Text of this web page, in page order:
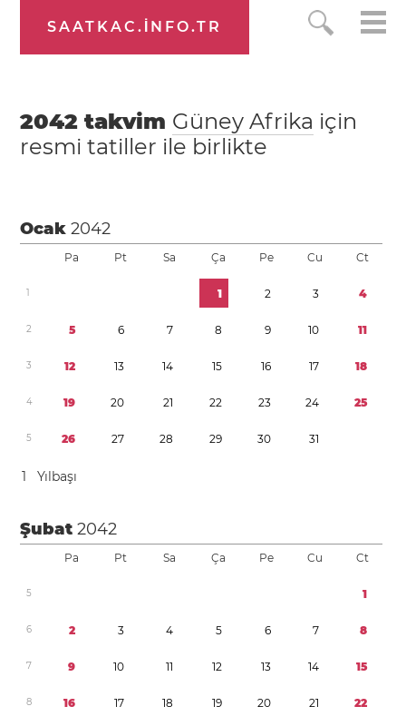
SAATKAC.INFO.TR
2042 takvim Güney Afrika için
resmi tatiller ile birlikte
Ocak2042
Pa Pt Sa Ça Pe Cu Ct
1 1 2 3 4
2 5 6 7 8 9 10 11
3 12 13 14 15 16 17 18
4 19 20 21 22 23 24 25
5 26 27 28 29 30 31
1 Yılbaşı
Şubat2042
Pa Pt Sa Ça Pe Cu Ct
5 1
6 2 3 4 5 6 7 8
7 9 10 11 12 13 14 15
8 16 17 18 19 20 21 22